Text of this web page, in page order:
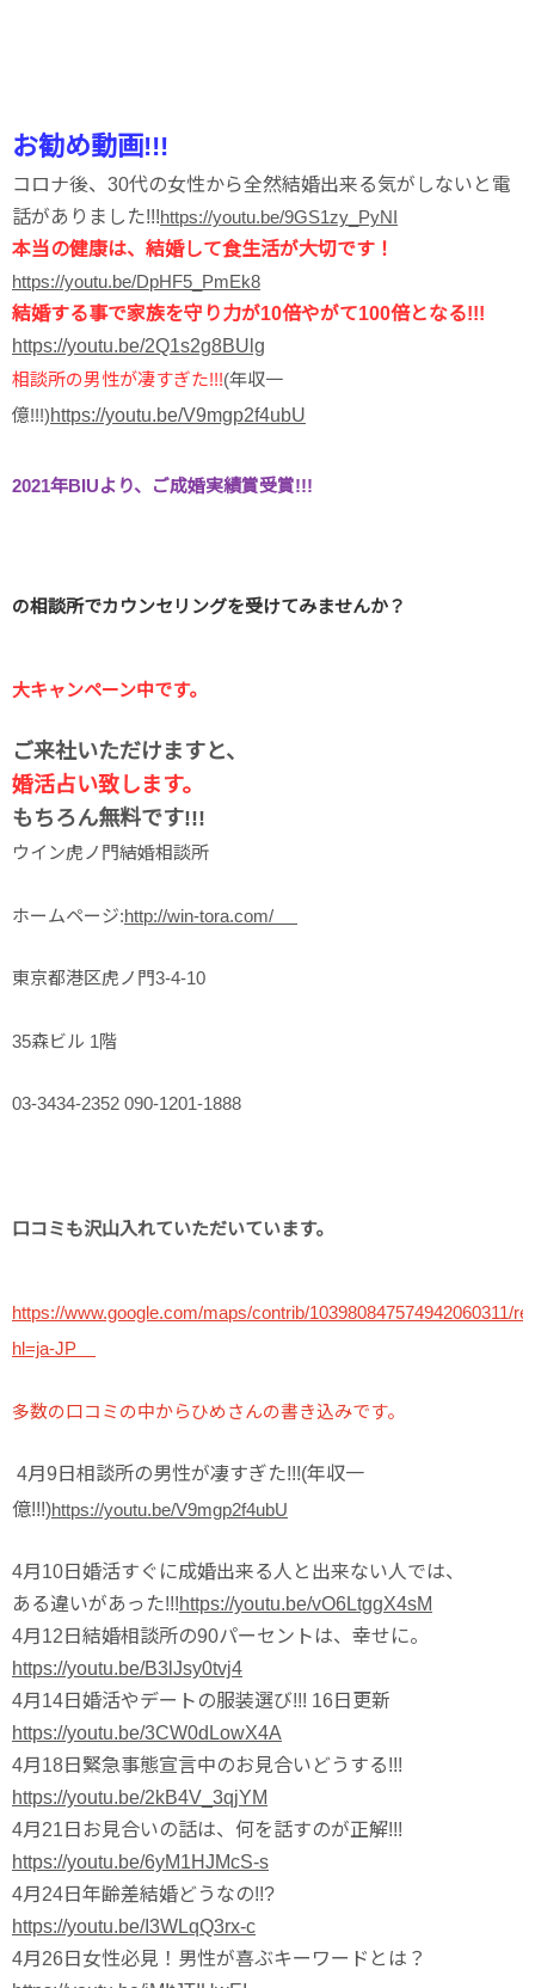
お勧め動画!!!
コロナ後、30代の女性から全然結婚出来る気がしないと電
話がありました!!!https://youtu.be/9GS1zy_PyNI
本当の健康は、結婚して食生活が大切です！
https://youtu.be/DpHF5_PmEk8
結婚する事で家族を守り力が10倍やがて100倍となる!!!
https://youtu.be/2Q1s2g8BUlg
相談所の男性が凄すぎた!!!(年収一
億!!!)https://youtu.be/V9mgp2f4ubU
2021年BIUより、ご成婚実績賞受賞!!!
の相談所でカウンセリングを受けてみませんか？
大キャンペーン中です。
ご来社いただけますと、
婚活占い致します。
もちろん無料です!!!
ウイン虎ノ門結婚相談所
ホームページ:http://win-tora.com/
東京都港区虎ノ門3-4-10
35森ビル 1階
03-3434-2352 090-1201-1888
口コミも沢山入れていただいています。
https://www.google.com/maps/contrib/103980847574942060311/
hl=ja-JP
多数の口コミの中からひめさんの書き込みです。
4月9日相談所の男性が凄すぎた!!!(年収一
億!!!)https://youtu.be/V9mgp2f4ubU
4月10日婚活すぐに成婚出来る人と出来ない人では、
ある違いがあった!!!https://youtu.be/vO6LtggX4sM
4月12日結婚相談所の90パーセントは、幸せに。
https://youtu.be/B3lJsy0tvj4
4月14日婚活やデートの服装選び!!! 16日更新
https://youtu.be/3CW0dLowX4A
4月18日緊急事態宣言中のお見合いどうする!!!
https://youtu.be/2kB4V_3qjYM
4月21日お見合いの話は、何を話すのが正解!!!
https://youtu.be/6yM1HJMcS-s
4月24日年齢差結婚どうなの!!?
https://youtu.be/I3WLqQ3rx-c
4月26日女性必見！男性が喜ぶキーワードとは？